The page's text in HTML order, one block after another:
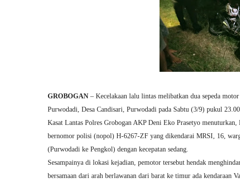
GROBOGAN – Kecelakaan lalu lintas melibatkan dua sepeda
Purwodadi, Desa Candisari, Purwodadi pada Sabtu (3/9) pukul
Kasat Lantas Polres Grobogan AKP Deni Eko Prasetyo
bernomor polisi (nopol) H-6267-ZF yang dikendarai MRSI, 16,
(Purwodadi ke Pengkol) dengan kecepatan sedang.
Sesampainya di lokasi kejadian, pemotor tersebut hendak
bersamaan dari arah berlawanan dari barat ke timur ada kendaraan